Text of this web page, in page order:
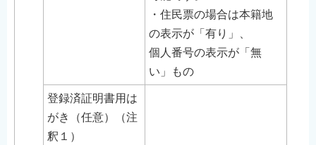
・住民票の場合は本籍地
の表示が「有り」、
個人番号の表示が「無
い」もの
登録済証明書用は
がき（任意）（注
釈１）